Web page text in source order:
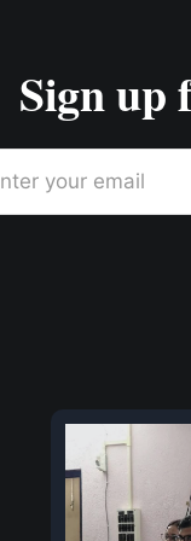
Sign up
your email